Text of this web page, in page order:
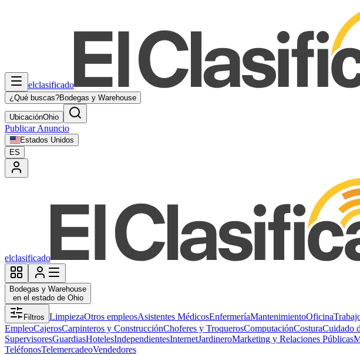
elclasificado
¿Qué buscas?Bodegas y Warehouse
UbicaciónOhio
Publicar Anuncio
Estados Unidos
ES
elclasificado
Bodegas y Warehouse
en el estado de Ohio
Filtros LimpiezaOtros empleosAsistentes MédicosEnfermeríaMantenimientoOficina
EmpleoCajerosCarpinteros y ConstrucciónChoferes y TroquerosComputaciónCosturaCuidado
SupervisoresGuardiasHotelesIndependientesInternetJardineroMarketing y Relaciones Públicas
TeléfonosTelemercadeoVendedores